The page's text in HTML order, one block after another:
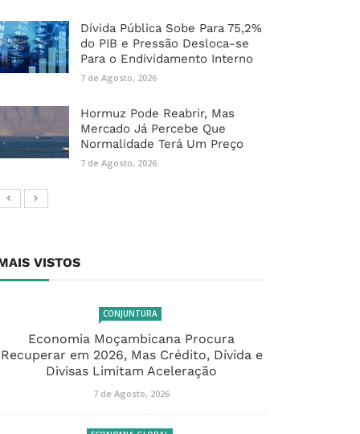
Dívida Pública Sobe Para 75,2%
do PIB e Pressão Desloca-se
Para o Endividamento Interno
7 de Agosto, 2026
Hormuz Pode Reabrir, Mas
Mercado Já Percebe Que
Normalidade Terá Um Preço
7 de Agosto, 2026
VISTOS
CONJUNTURA
Economia Moçambicana Procura
Recuperar em 2026, Mas Crédito, Dívida e
Divisas Limitam Aceleração
7 de Agosto, 2026